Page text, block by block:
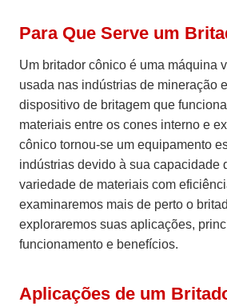
Para Que Serve um
Um britador cônico é uma máquina
usada nas indústrias de mineração
dispositivo de britagem que
materiais entre os cones interno e
cônico tornou-se um equipamento
indústrias devido à sua capacidade
variedade de materiais com
examinaremos mais de perto o
exploraremos suas aplicações,
funcionamento e benefícios.
Aplicações de um